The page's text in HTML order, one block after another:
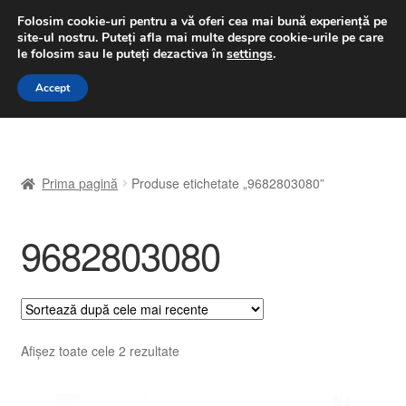
LIVRARE de la 33 lei
luni-vineri 9 a.m. - 4 p.m.031 229 6816
Sari
Sari
A lua legatura
Contul meu
Coș
Despre noi
Prima pagină Produse etichetate „9682803080”
9682803080
Afișez toate cele 2 rezultateSortat
Folosim cookie-uri pentru a vă oferi cea mai bună experiență pe
site-ul nostru. Puteți afla mai multe despre cookie-urile pe care
le folosim sau le puteți dezactiva în settings.
Accept